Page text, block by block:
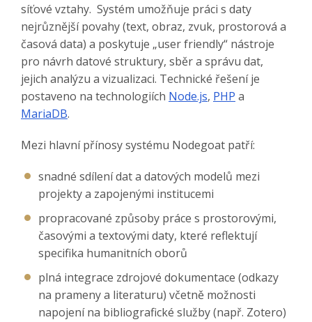
síťové vztahy. Systém umožňuje práci s daty
nejrůznější povahy (text, obraz, zvuk, prostorová a
časová data) a poskytuje „user friendly“ nástroje
pro návrh datové struktury, sběr a správu dat,
jejich analýzu a vizualizaci. Technické řešení je
postaveno na technologiích Node.js, PHP a
MariaDB.
Mezi hlavní přínosy systému Nodegoat patří:
snadné sdílení dat a datových modelů mezi
projekty a zapojenými institucemi
propracované způsoby práce s prostorovými,
časovými a textovými daty, které reflektují
specifika humanitních oborů
plná integrace zdrojové dokumentace (odkazy
na prameny a literaturu) včetně možnosti
napojení na bibliografické služby (např. Zotero)